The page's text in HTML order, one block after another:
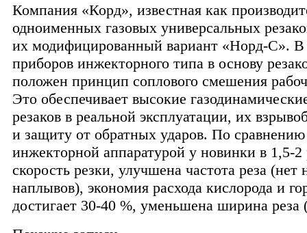
Компания «Корд», известная как
одноименных газовых универсальных
их модифицированный вариант «Норд-С». В
приборов инжекторного типа в основу
положен принцип соплового смешения
Это обеспечивает высокие
резаков в реальной эксплуатации, их
и защиту от обратных ударов. По
инжекторной аппаратурой у новинки в 1,5-2
скорость резки, улучшена частота реза (нет
наплывов), экономия расхода кислорода и
достигает 30-40 %, уменьшена ширина